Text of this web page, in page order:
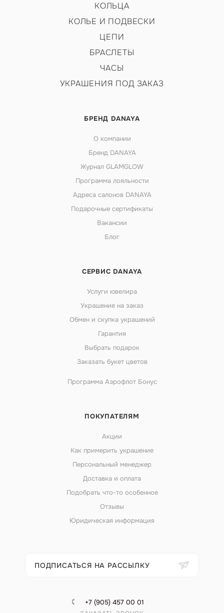
КОЛЬЦА
КОЛЬЕ И ПОДВЕСКИ
ЦЕПИ
БРАСЛЕТЫ
ЧАСЫ
УКРАШЕНИЯ ПОД ЗАКАЗ
БРЕНД DANAYA
О компании
Бренд DANAYA
Журнал GLAMGLOW
Программа лояльности
Адреса салонов DANAYA
Подарочные сертификаты
Вакансии
Блог
СЕРВИС DANAYA
Услуги ювелира
Украшение на заказ
Обмен и скупка украшений
Гарантия
Выбрать подарок
Заказать букет цветов
Программа Аэрофлот Бонус
ПОКУПАТЕЛЯМ
Акции
Как примерить украшение
Персональный менеджер
Доставка и оплата
Подобрать что-то особенное
Отзывы
Юридическая информация
ПОДПИСАТЬСЯ НА РАССЫЛКУ
+7 (905) 457 00 01